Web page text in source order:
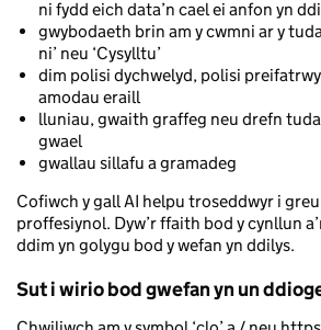
ni fydd eich data’n cael ei anfon yn
gwybodaeth brin am y cwmni ar y
ni’ neu ‘Cysylltu’
dim polisi dychwelyd, polisi
amodau eraill
lluniau, gwaith graffeg neu drefn
gwael
gwallau sillafu a gramadeg
Cofiwch y gall AI helpu troseddwyr i
proffesiynol. Dyw’r ffaith bod y cynllun
ddim yn golygu bod y wefan yn ddilys.
Sut i wirio bod gwefan yn un